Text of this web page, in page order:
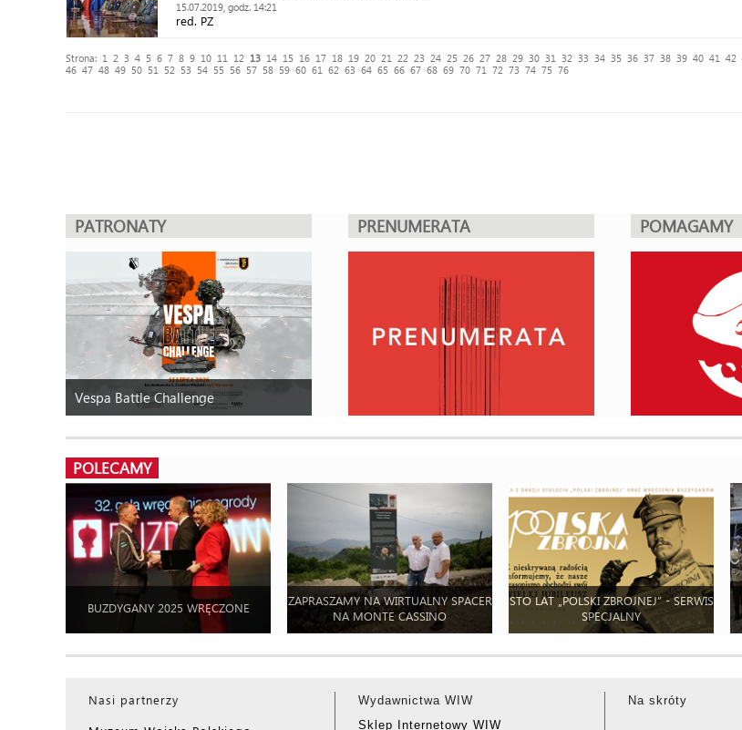
15.07.2019, godz. 14:21
red. PZ
Strona: 1 2 3 4 5 6 7 8 9 10 11 12 13 14 15 16 17 18 19 20 21 22 23 24 25 26 27 28 29 30 31 32 33 34 35 36 37 38 39 40 41 42
46 47 48 49 50 51 52 53 54 55 56 57 58 59 60 61 62 63 64 65 66 67 68 69 70 71 72 73 74 75 76
PATRONATY
Vespa Battle Challenge
PRENUMERATA POMAGAMY
POLECAMY
BUZDYGANY 2025 WRĘCZONE
ZAPRASZAMY NA WIRTUALNY SPACER
NA MONTE CASSINO
STO LAT „POLSKI ZBROJNEJ” - SERWIS
SPECJALNY
Nasi partnerzy
Wydawnictwa WIW
Sklep Internetowy WIW
Na skróty